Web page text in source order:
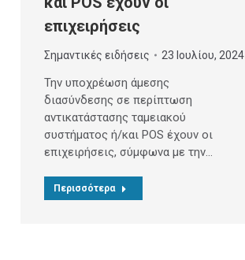
επιχειρήσεις
Σημαντικές ειδήσεις 23 Ιουλίου, 2024
Την υποχρέωση άμεσης
διασύνδεσης σε περίπτωση
αντικατάστασης ταμειακού
συστήματος ή/και POS έχουν οι
επιχειρήσεις, σύμφωνα με την…
Περισσότερα